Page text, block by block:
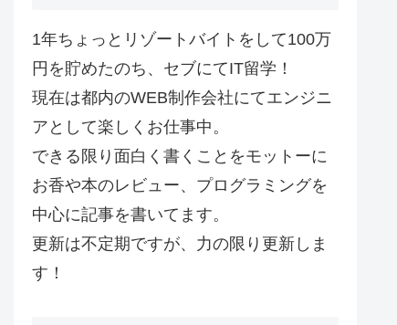
1年ちょっとリゾートバイトをして100万
円を貯めたのち、セブにてIT留学！
現在は都内のWEB制作会社にてエンジニ
アとして楽しくお仕事中。
できる限り面白く書くことをモットーに
お香や本のレビュー、プログラミングを
中心に記事を書いてます。
更新は不定期ですが、力の限り更新しま
す！